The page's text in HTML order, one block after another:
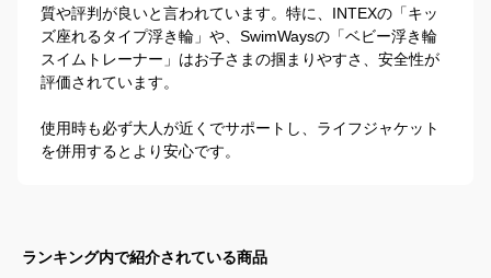
質や評判が良いと言われています。特に、INTEXの「キッ
ズ座れるタイプ浮き輪」や、SwimWaysの「ベビー浮き輪
スイムトレーナー」はお子さまの掴まりやすさ、安全性が
評価されています。
使用時も必ず大人が近くでサポートし、ライフジャケット
を併用するとより安心です。
ランキング内で紹介されている商品